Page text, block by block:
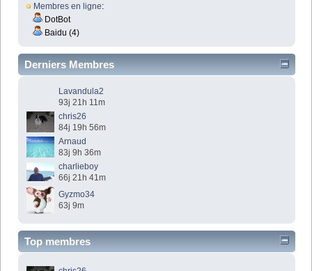
Membres en ligne:
DotBot
Baidu (4)
Derniers Membres
Lavandula2
93j 21h 11m
chris26
84j 19h 56m
Arnaud
83j 9h 36m
charlieboy
66j 21h 41m
Gyzmo34
63j 9m
Top membres